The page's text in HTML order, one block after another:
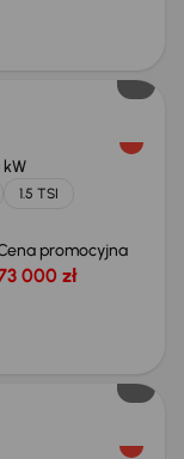
kW
1.5 TSI
promocyjna
000 zł